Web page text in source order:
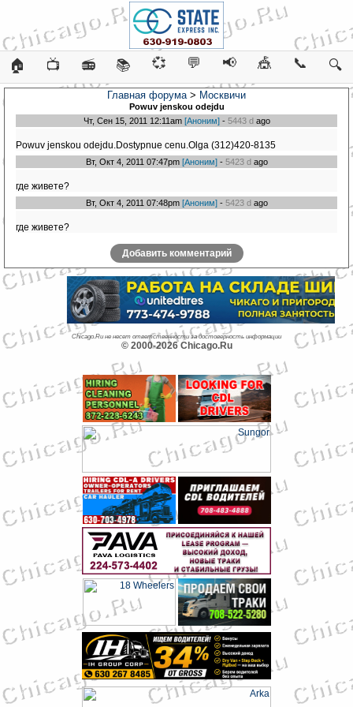
🏠 📺 📻 📚 💞 💬 📢 🎪 📞 🔍
Главная форума> Москвичи
Powuv jenskou odejdu
Чт, Сен 15, 2011 12:11am [Аноним]- 5443 dago
Powuv jenskou odejdu.Dostypnue cenu.Olga (312)420-8135
Вт, Окт 4, 2011 07:47pm [Аноним]- 5423 dago
где живете?
Вт, Окт 4, 2011 07:48pm [Аноним]- 5423 dago
где живете?
Добавить комментарий
Chicago.Ru не несет ответственности за достоверность информации
© 2000-2026 Chicago.Ru